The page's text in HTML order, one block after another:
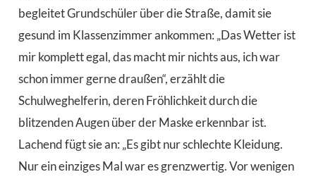
begleitet Grundschüler über die Straße, damit sie
gesund im Klassenzimmer ankommen: „Das Wetter ist
mir komplett egal, das macht mir nichts aus, ich war
schon immer gerne draußen“, erzählt die
Schulweghelferin, deren Fröhlichkeit durch die
blitzenden Augen über der Maske erkennbar ist.
Lachend fügt sie an: „Es gibt nur schlechte Kleidung.
Nur ein einziges Mal war es grenzwertig. Vor wenigen